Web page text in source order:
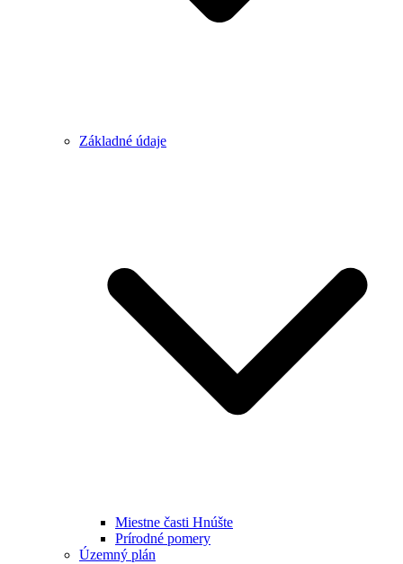
Základné údaje
Miestne časti Hnúšte
Prírodné pomery
Územný plán